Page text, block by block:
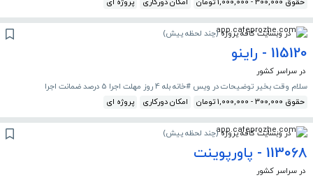
در وبسایت کافه پروژه (چند لحظه پیش)
115120 - راینو
در سراسر کشور
سلام وقت بخیر توضیحات در ویس #خانه بله 4 روز مهلت اجرا 5 درصد ضمانت اجرا
حقوق 300,000 - 1,000,000 تومان
امکان دورکاری پروژه ای
در وبسایت کافه پروژه (چند لحظه پیش)
113068 - پاورپوینت
در سراسر کشور